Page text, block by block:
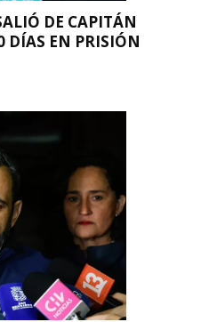
DE CAPITÁN
DÍAS EN PRISIÓN